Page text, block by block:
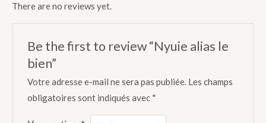
There are no reviews yet.
Be the first to review “Nyuie alias le
bien”
Votre adresse e-mail ne sera pas publiée. Les champs
obligatoires sont indiqués avec *